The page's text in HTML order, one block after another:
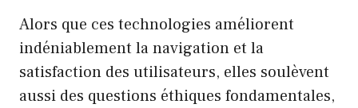
Alors que ces technologies améliorent
indéniablement la navigation et la
satisfaction des utilisateurs, elles soulèvent
aussi des questions éthiques fondamentales,